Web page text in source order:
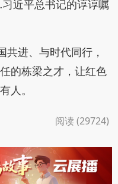
近平总书记的谆谆嘱
共进、与时代同行，
的栋梁之才，让红色
人。
阅读 (29724)